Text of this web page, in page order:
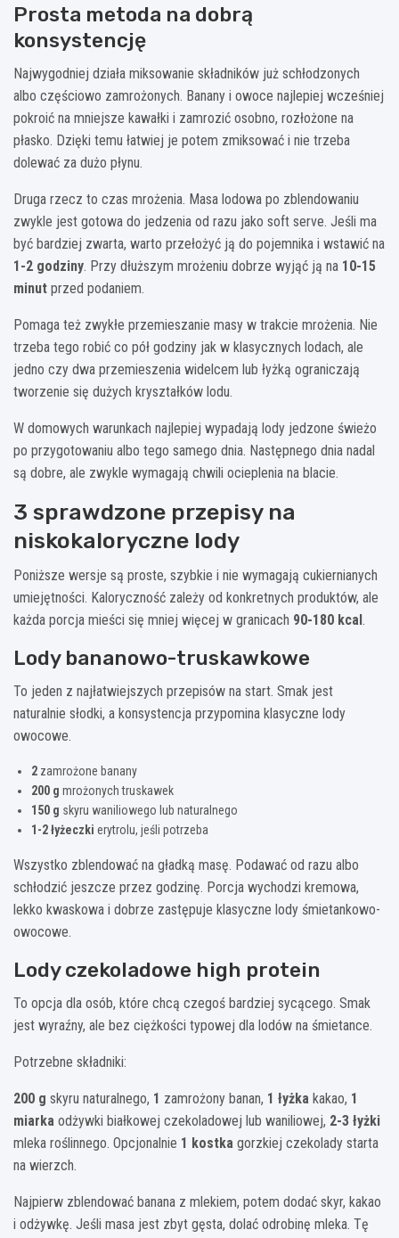
Prosta metoda na dobrą
konsystencję
Najwygodniej działa miksowanie składników już schłodzonych
albo częściowo zamrożonych. Banany i owoce najlepiej wcześniej
pokroić na mniejsze kawałki i zamrozić osobno, rozłożone na
płasko. Dzięki temu łatwiej je potem zmiksować i nie trzeba
dolewać za dużo płynu.
Druga rzecz to czas mrożenia. Masa lodowa po zblendowaniu
zwykle jest gotowa do jedzenia od razu jako soft serve. Jeśli ma
być bardziej zwarta, warto przełożyć ją do pojemnika i wstawić na
1-2 godziny. Przy dłuższym mrożeniu dobrze wyjąć ją na 10-15
minut przed podaniem.
Pomaga też zwykłe przemieszanie masy w trakcie mrożenia. Nie
trzeba tego robić co pół godziny jak w klasycznych lodach, ale
jedno czy dwa przemieszenia widelcem lub łyżką ograniczają
tworzenie się dużych kryształków lodu.
W domowych warunkach najlepiej wypadają lody jedzone świeżo
po przygotowaniu albo tego samego dnia. Następnego dnia nadal
są dobre, ale zwykle wymagają chwili ocieplenia na blacie.
3 sprawdzone przepisy na
niskokaloryczne lody
Poniższe wersje są proste, szybkie i nie wymagają cukiernianych
umiejętności. Kaloryczność zależy od konkretnych produktów, ale
każda porcja mieści się mniej więcej w granicach 90-180 kcal.
Lody bananowo-truskawkowe
To jeden z najłatwiejszych przepisów na start. Smak jest
naturalnie słodki, a konsystencja przypomina klasyczne lody
owocowe.
2 zamrożone banany
200 g mrożonych truskawek
150 g skyru waniliowego lub naturalnego
1-2 łyżeczki erytrolu, jeśli potrzeba
Wszystko zblendować na gładką masę. Podawać od razu albo
schłodzić jeszcze przez godzinę. Porcja wychodzi kremowa,
lekko kwaskowa i dobrze zastępuje klasyczne lody śmietankowo-
owocowe.
Lody czekoladowe high protein
To opcja dla osób, które chcą czegoś bardziej sycącego. Smak
jest wyraźny, ale bez ciężkości typowej dla lodów na śmietance.
Potrzebne składniki:
200 g skyru naturalnego, 1 zamrożony banan, 1 łyżka kakao, 1
miarka odżywki białkowej czekoladowej lub waniliowej, 2-3 łyżki
mleka roślinnego. Opcjonalnie 1 kostka gorzkiej czekolady starta
na wierzch.
Najpierw zblendować banana z mlekiem, potem dodać skyr, kakao
i odżywkę. Jeśli masa jest zbyt gęsta, dolać odrobinę mleka. Tę